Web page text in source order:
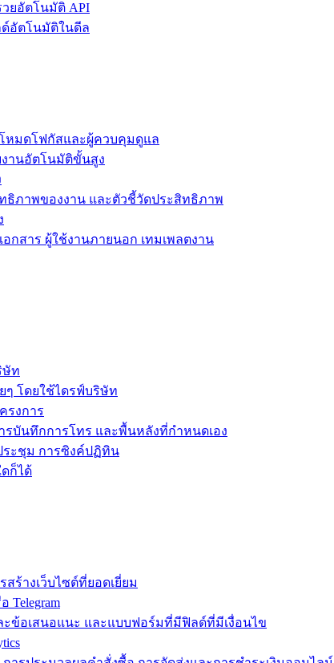
ยอัตโนมัติ API
ด์อัตโนมัติในดีล
หมดโฟกัสและผู้ควบคุมดูแล
านอัตโนมัติขั้นสูง
ธิภาพของงาน และตัวชี้วัดประสิทธิภาพ
กสาร ผู้ใช้งานภายนอก เทมเพลตงาน
ษัท
ๆ โดยใช้ไดรฟ์บริษัท
รงการ
บันทึกการโทร และพื้นหลังที่กำหนดเอง
ระชุม การซิงค์ปฏิทิน
ก็ได้
ร้างเว็บไซต์ที่ยอดเยี่ยม
Telegram
ข้อเสนอแนะ และแบบฟอร์มที่มีฟิลด์ที่มีเงื่อนไข